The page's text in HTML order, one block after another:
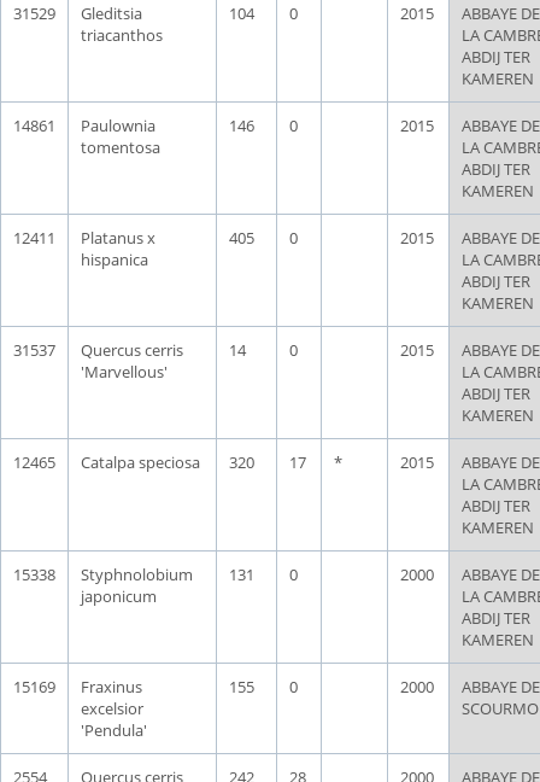
31529
Gleditsia
triacanthos
104 0 2015
ABBAYE DE
LA
ABDIJ TER
KAMEREN
14861
Paulownia
tomentosa
146 0 2015
ABBAYE DE
LA
ABDIJ TER
KAMEREN
12411
Platanus x
hispanica
405 0 2015
ABBAYE DE
LA
ABDIJ TER
KAMEREN
31537
Quercus cerris
'Marvellous'
14 0 2015
ABBAYE DE
LA
ABDIJ TER
KAMEREN
12465 Catalpa speciosa 320 17 * 2015
ABBAYE DE
LA
ABDIJ TER
KAMEREN
15338
Styphnolobium
japonicum
131 0 2000
ABBAYE DE
LA
ABDIJ TER
KAMEREN
15169
Fraxinus
excelsior
'Pendula'
155 0 2000
ABBAYE DE
2554 Quercus cerris 242 28 2000
ABBAYE DE